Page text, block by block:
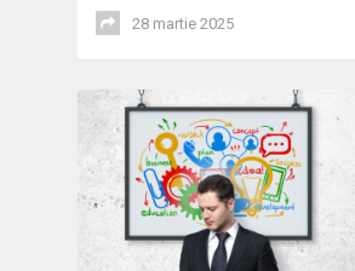
28 martie 2025